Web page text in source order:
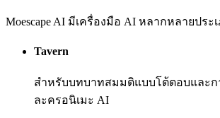
Moescape AI มีเครื่องมือ AI หลากหลายประ
Tavern
สำหรับบทบาทสมมติแบบโต้ตอบและ
ละครอนิเมะ AI